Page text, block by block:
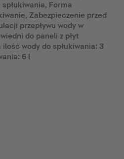
Forma
Zabezpieczenie przed
przepływu wody w
do paneli z płyt
wody do spłukiwania: 3
6 l